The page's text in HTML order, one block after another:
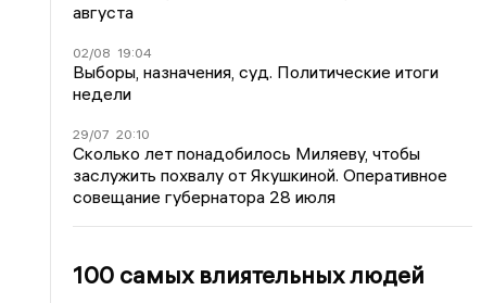
августа
02/08 19:04
Выборы, назначения, суд. Политические итоги
недели
29/07 20:10
Сколько лет понадобилось Миляеву, чтобы
заслужить похвалу от Якушкиной. Оперативное
совещание губернатора 28 июля
100 самых влиятельных людей